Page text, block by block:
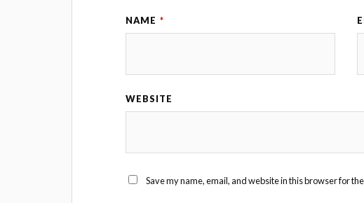
NAME *
WEBSITE
Save my name, email, and website in this browser for